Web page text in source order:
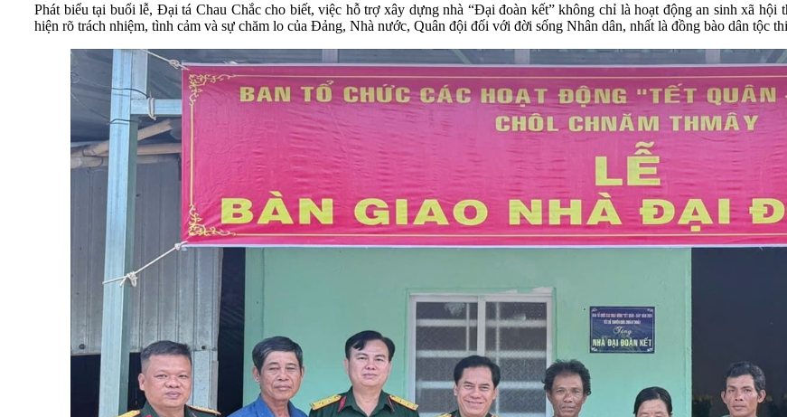
Phát biểu tại buổi lễ, Đại tá Chau Chắc cho biết, việc hỗ trợ xây dựng nhà “Đại đoàn kết” không chỉ là hoạt động an sinh xã
hiện rõ trách nhiệm, tình cảm và sự chăm lo của Đảng, Nhà nước, Quân đội đối với đời sống Nhân dân, nhất là đồng bào dân tộc